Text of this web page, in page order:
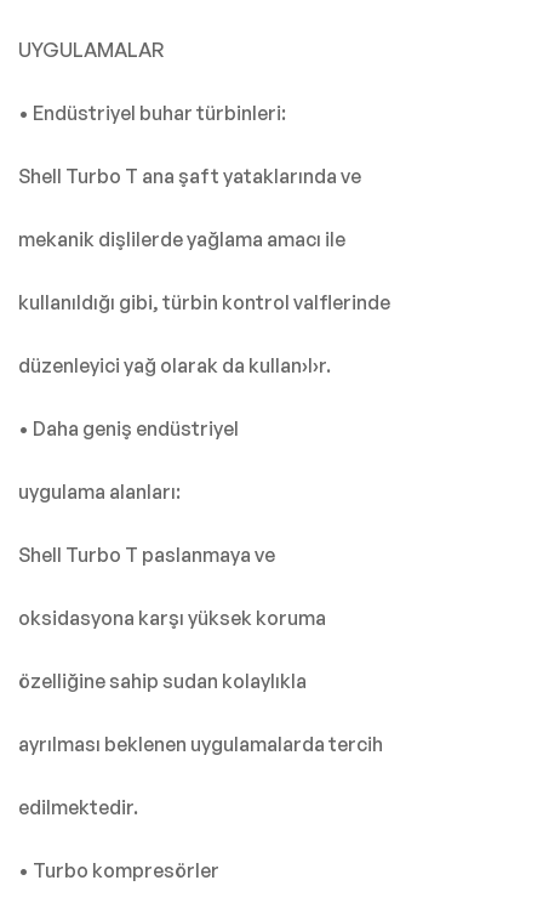
UYGULAMALAR
• Endüstriyel buhar türbinleri:
Shell Turbo T ana şaft yataklarında ve
mekanik dişlilerde yağlama amacı ile
kullanıldığı gibi, türbin kontrol valflerinde
düzenleyici yağ olarak da kullan›l›r.
• Daha geniş endüstriyel
uygulama alanları:
Shell Turbo T paslanmaya ve
oksidasyona karşı yüksek koruma
özelliğine sahip sudan kolaylıkla
ayrılması beklenen uygulamalarda tercih
edilmektedir.
• Turbo kompresörler